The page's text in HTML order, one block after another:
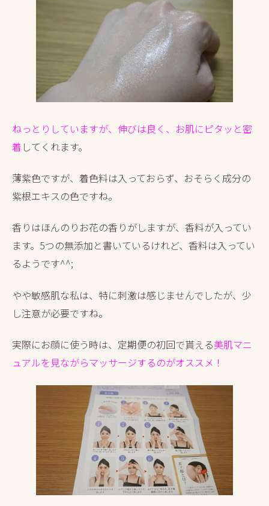
ねっとりしていますが、伸びは良く、お肌にピタッと密
着 してくれます。
薄紫色ですが、着色料は入っておらず、おそらく成分の
紫根エキスの色ですね。
香りはほんのりお花の香りがしますが、香料が入ってい
ます。5つの無添加と書いているけれど、香料は入ってい
るようです^^;
やや敏感肌な私は、特に刺激は感じませんでしたが、少
し注意が必要ですね。
実際にお顔に使う時は、定期便の初回で貰える美肌マニ
ュアルを見ながらマッサージするのがオススメ！